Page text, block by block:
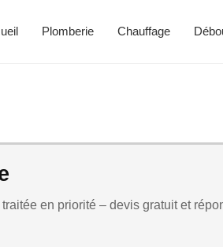
Plomberie Chauffage
en priorité – devis gratuit et